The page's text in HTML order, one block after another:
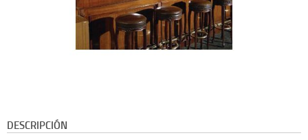
DESCRIPCIÓN